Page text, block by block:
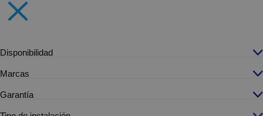
Disponibilidad
Marcas
Garantía